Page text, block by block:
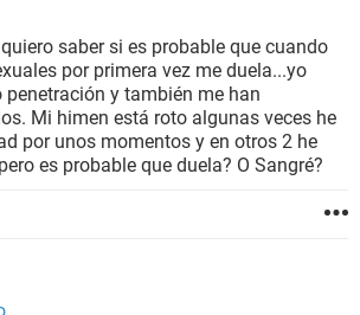
saber si es probable que cuando
por primera vez me duela...yo
y también me han
Mi himen está roto algunas veces he
por unos momentos y en otros 2 he
es probable que duela? O Sangré?